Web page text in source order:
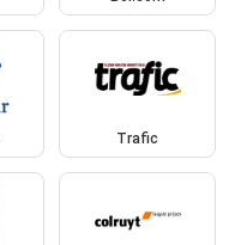
Trafic